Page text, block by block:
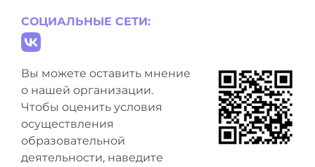
СОЦИАЛЬНЫЕ СЕТИ:
Вы можете оставить мнение
о нашей организации.
Чтобы оценить условия
осуществления
образовательной
деятельности, наведите